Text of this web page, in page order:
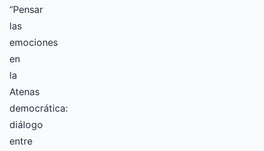
“Pensar
las
emociones
en
la
Atenas
democrática:
diálogo
entre